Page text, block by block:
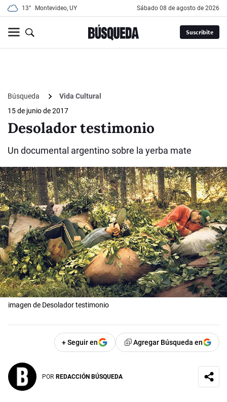
13° Montevideo, UY sábado 08 de agosto de 2026
Suscribite
Búsqueda
Vida Cultural
15 de junio de 2017
Desolador testimonio
Un documental argentino sobre la yerba mate
imagen de Desolador testimonio
+ Seguir en Agregar Búsqueda en
POR REDACCIÓN BÚSQUEDA